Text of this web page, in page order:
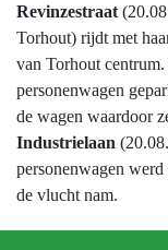
Revinzestraat
Torhout) rijdt met
van Torhout
personenwagen
de wagen waardoor
Industrielaan
personenwagen
de vlucht nam.